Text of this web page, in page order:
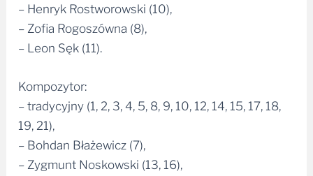
– Henryk Rostworowski (10),
– Zofia Rogoszówna (8),
– Leon Sęk (11).
Kompozytor:
– tradycyjny (1, 2, 3, 4, 5, 8, 9, 10, 12, 14, 15, 17, 18,
19, 21),
– Bohdan Błażewicz (7),
– Zygmunt Noskowski (13, 16),